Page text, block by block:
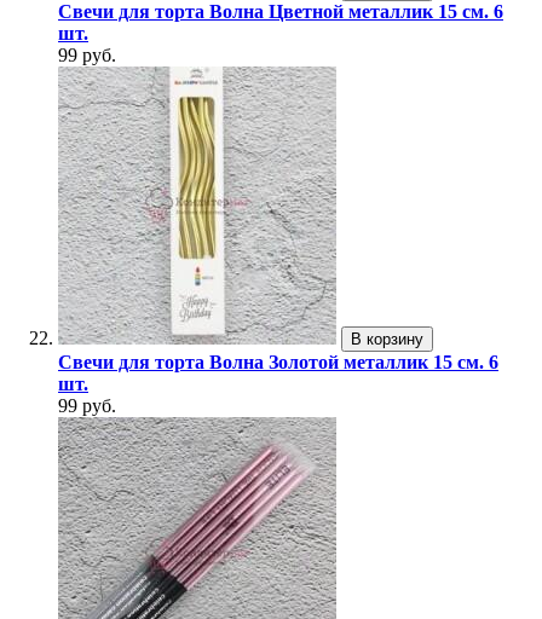
Свечи для торта Волна Цветной металлик 15 см. 6
шт.
99 руб.
В корзину
Свечи для торта Волна Золотой металлик 15 см. 6
шт.
99 руб.